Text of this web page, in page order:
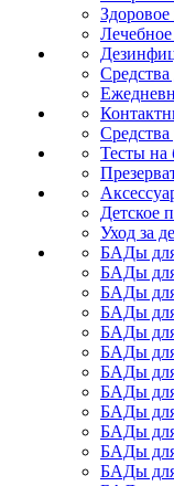
Средства
Средства
Тесты на
Детское
Уход за
БАДы
БАДы
БАДы
БАДы
БАДы
БАДы для
БАДы
БАДы для
БАДы
БАДы
БАДы для
БАДы